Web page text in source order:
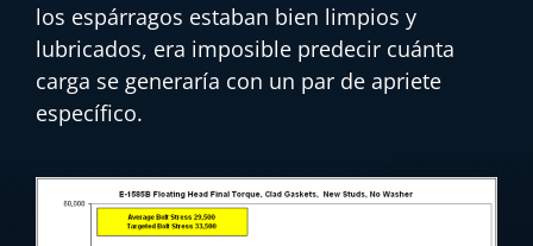
los espárragos estaban bien limpios y
lubricados, era imposible predecir cuánta
carga se generaría con un par de apriete
específico.